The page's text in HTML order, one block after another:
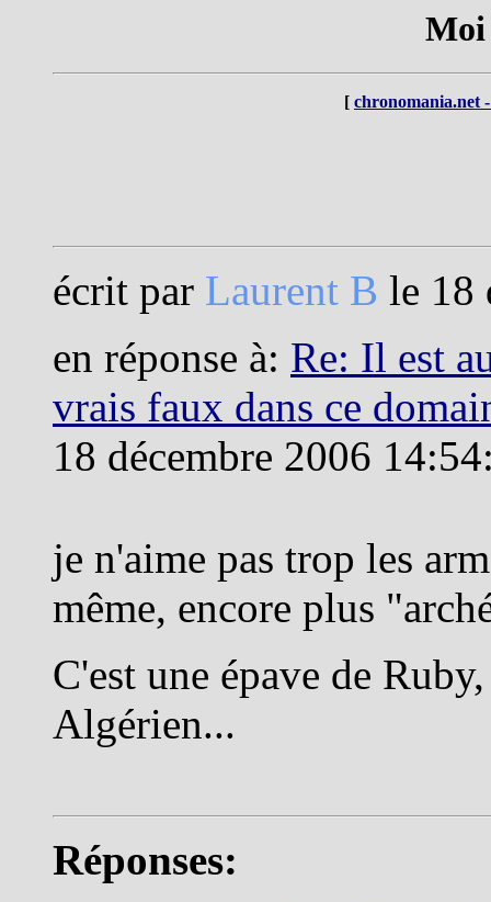
Moi
[ chronomania.net
écrit par Laurent B le 18
en réponse à: Re: Il est
vrais faux dans ce
18 décembre 2006
je n'aime pas trop les
même, encore plus
C'est une épave de
Algérien...
Réponses: